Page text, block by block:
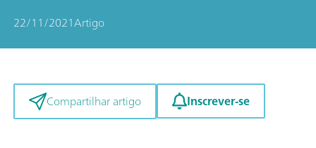
22/11/2021Artigo
Compartilhar artigo Inscrever-se